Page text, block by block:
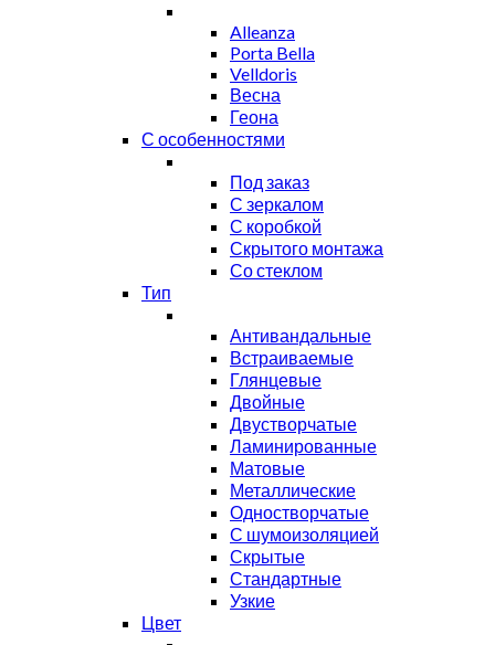
Alleanza
Porta Bella
Velldoris
Весна
Геона
С особенностями
Под заказ
С зеркалом
С коробкой
Скрытого монтажа
Со стеклом
Тип
Антивандальные
Встраиваемые
Глянцевые
Двойные
Двустворчатые
Ламинированные
Матовые
Металлические
Одностворчатые
С шумоизоляцией
Скрытые
Стандартные
Узкие
Цвет